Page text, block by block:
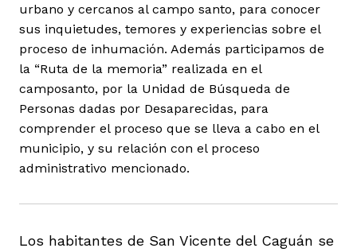
urbano y cercanos al campo santo, para conocer
sus inquietudes, temores y experiencias sobre el
proceso de inhumación. Además participamos de
la “Ruta de la memoria” realizada en el
camposanto, por la Unidad de Búsqueda de
Personas dadas por Desaparecidas, para
comprender el proceso que se lleva a cabo en el
municipio, y su relación con el proceso
administrativo mencionado.
Los habitantes de San Vicente del Caguán se
Ana